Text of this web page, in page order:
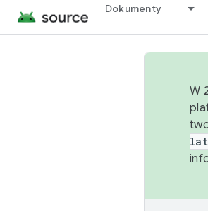
Dokumenty
W